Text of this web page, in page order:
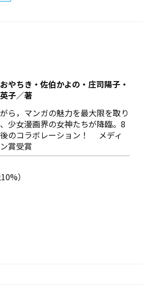
やちき・佐伯かよの・庄司陽子・
子／著
ら，マンガの魅力を最大限を取り
少女漫画界の女神たちが降臨。8
のコラボレーション！ メディ
賞受賞
）